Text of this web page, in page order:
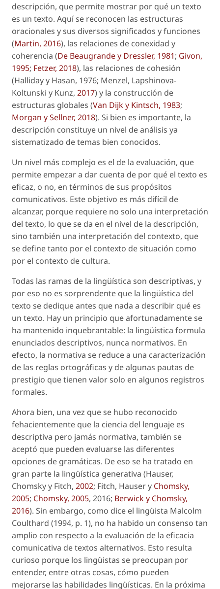
descripción, que permite mostrar por qué un texto
es un texto. Aquí se reconocen las estructuras
oracionales y sus diversos significados y funciones
(Martin, 2016), las relaciones de conexidad y
coherencia (De Beaugrande y Dressler, 1981; Givon,
1995; Fetzer, 2018), las relaciones de cohesión
(Halliday y Hasan, 1976; Menzel, Lapshinova-
Koltunski y Kunz, 2017) y la construcción de
estructuras globales (Van Dijk y Kintsch, 1983;
Morgan y Sellner, 2018). Si bien es importante, la
descripción constituye un nivel de análisis ya
sistematizado de temas bien conocidos.
Un nivel más complejo es el de la evaluación, que
permite empezar a dar cuenta de por qué el texto es
eficaz, o no, en términos de sus propósitos
comunicativos. Este objetivo es más difícil de
alcanzar, porque requiere no solo una interpretación
del texto, lo que se da en el nivel de la descripción,
sino también una interpretación del contexto, que
se define tanto por el contexto de situación como
por el contexto de cultura.
Todas las ramas de la lingüística son descriptivas, y
por eso no es sorprendente que la lingüística del
texto se dedique antes que nada a describir qué es
un texto. Hay un principio que afortunadamente se
ha mantenido inquebrantable: la lingüística formula
enunciados descriptivos, nunca normativos. En
efecto, la normativa se reduce a una caracterización
de las reglas ortográficas y de algunas pautas de
prestigio que tienen valor solo en algunos registros
formales.
Ahora bien, una vez que se hubo reconocido
fehacientemente que la ciencia del lenguaje es
descriptiva pero jamás normativa, también se
aceptó que pueden evaluarse las diferentes
opciones de gramáticas. De eso se ha tratado en
gran parte la lingüística generativa (Hauser,
Chomsky y Fitch, 2002; Fitch, Hauser y Chomsky,
2005; Chomsky, 2005, 2016; Berwick y Chomsky,
2016). Sin embargo, como dice el lingüista Malcolm
Coulthard (1994, p. 1), no ha habido un consenso tan
amplio con respecto a la evaluación de la eficacia
comunicativa de textos alternativos. Esto resulta
curioso porque los lingüistas se preocupan por
entender, entre otras cosas, cómo pueden
mejorarse las habilidades lingüísticas. En la próxima